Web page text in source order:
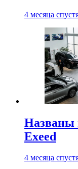
4 месяца
Названы
Exeed
4 месяца